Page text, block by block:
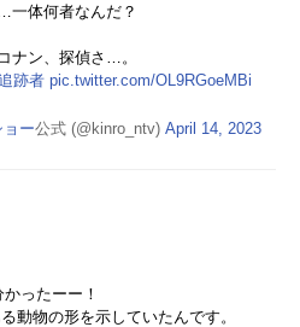
たちの鎮魂歌』2007年『名探偵
ン紺碧の棺』2008年『名探偵...
一体何者なんだ？
ナン、探偵さ…。
跡者 pic.twitter.com/OL9RGoeMBi
ー公式 (@kinro_ntv) April 14, 2023
かったーー！
動物の形を示していたんです。